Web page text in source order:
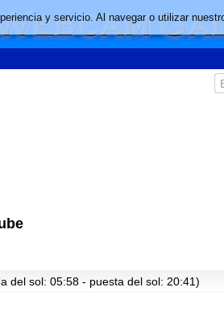
del sol: 05:58 - puesta del sol: 20:41)
y servicio. Al navegar o utilizar